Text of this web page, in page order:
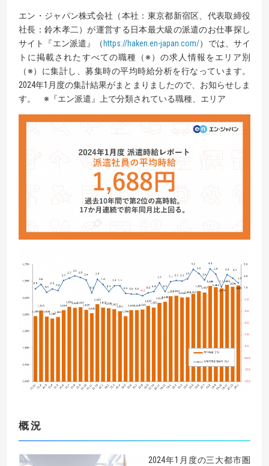
エン・ジャパン株式会社（本社：東京都新宿区、代表取締役
社長：鈴木孝二）が運営する日本最大級の派遣のお仕事探し
サイト『エン派遣』（https://haken.en-japan.com/）では、サイ
トに掲載されたすべての職種（※）の求人情報をエリア別
（※）に集計し、募集時の平均時給分析を行なっています。
2024年1月度の集計結果がまとまりましたので、お知らせしま
す。 ※『エン派遣』上で分類されている職種、エリア
概況
2024年1月度の三大都市圏